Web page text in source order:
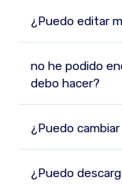
¿Puedo editar
no he podido
debo hacer?
¿Puedo
¿Puedo